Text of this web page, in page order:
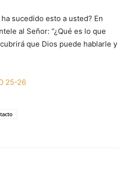
sucedido esto a usted? En
al Señor: “¿Qué es lo que
que Dios puede hablarle y
25-26